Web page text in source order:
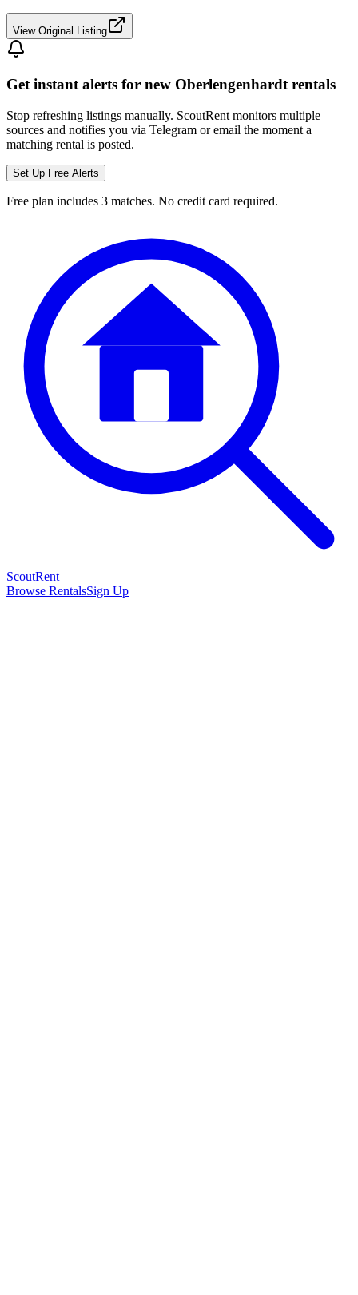
View Original Listing
Get instant alerts for new Oberlengenhardtrentals
Stop refreshing listings manually. ScoutRent monitors multiple
sources and notifies you via Telegram or email the moment a
matching rental is posted.
Set Up Free Alerts
Free plan includes 3 matches. No credit card required.
ScoutRent
Browse RentalsSign Up